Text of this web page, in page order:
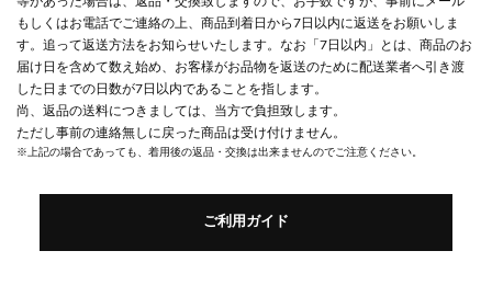
もしくはお電話でご連絡の上、商品到着日から7日以内に返送をお願いしま
す。追って返送方法をお知らせいたします。なお「7日以内」とは、商品のお
届け日を含めて数え始め、お客様がお品物を返送のために配送業者へ引き渡
した日までの日数が7日以内であることを指します。
尚、返品の送料につきましては、当方で負担致します。
ただし事前の連絡無しに戻った商品は受け付けません。
※上記の場合であっても、着用後の返品・交換は出来ませんのでご注意ください。
ご利用ガイド